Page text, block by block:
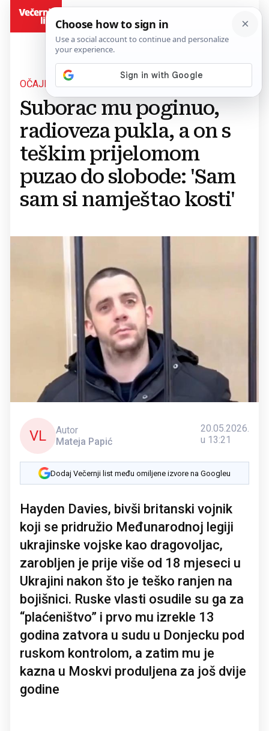
OČAJNIČKI VAPAJ
Suborac mu poginuo,
radioveza pukla, a on s
teškim prijelomom
puzao do slobode: 'Sam
sam si namještao kosti'
VL
Autor
Mateja Papić
20.05.2026.
u 13:21
Dodaj Večernji list među omiljene izvore na Googleu
Hayden Davies, bivši britanski vojnik
koji se pridružio Međunarodnoj legiji
ukrajinske vojske kao dragovoljac,
zarobljen je prije više od 18 mjeseci u
Ukrajini nakon što je teško ranjen na
bojišnici. Ruske vlasti osudile su ga za
“plaćeništvo” i prvo mu izrekle 13
godina zatvora u sudu u Donjecku pod
ruskom kontrolom, a zatim mu je
kazna u Moskvi produljena za još dvije
godine